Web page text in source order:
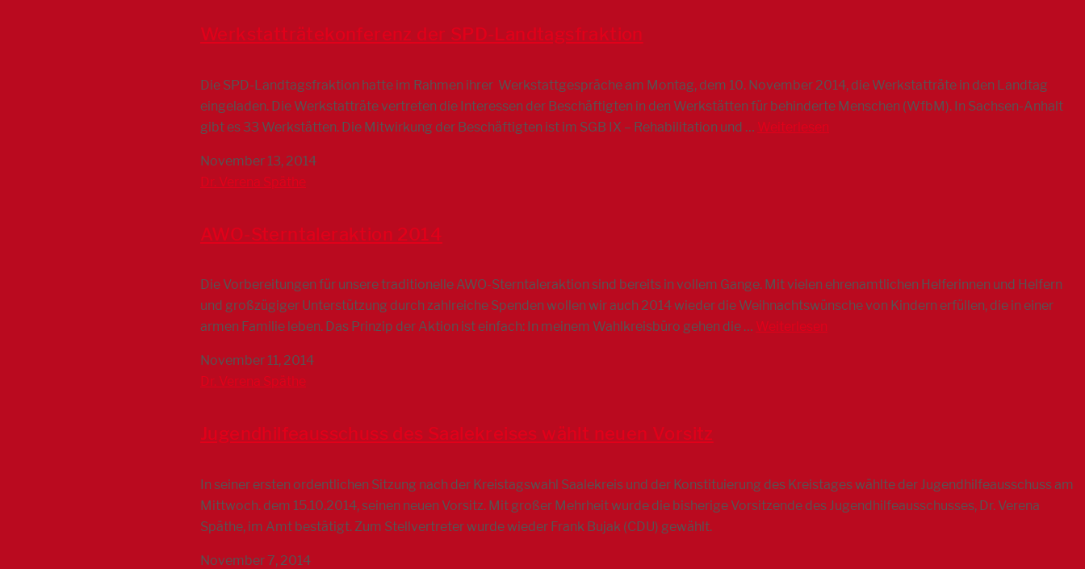
Werkstatträtekonferenz der SPD-Landtagsfraktion
Die SPD-Landtagsfraktion hatte im Rahmen ihrer Werkstattgespräche am Montag, dem 10. November 2014, die Werkstatträte in den Landtag
eingeladen. Die Werkstatträte vertreten die Interessen der Beschäftigten in den Werkstätten für behinderte Menschen (WfbM). In Sachsen-Anhalt
gibt es 33 Werkstätten. Die Mitwirkung der Beschäftigten ist im SGB IX – Rehabilitation und … Weiterlesen
November 13, 2014
Dr. Verena Späthe
AWO-Sterntaleraktion 2014
Die Vorbereitungen für unsere traditionelle AWO-Sterntaleraktion sind bereits in vollem Gange. Mit vielen ehrenamtlichen Helferinnen und Helfern
und großzügiger Unterstützung durch zahlreiche Spenden wollen wir auch 2014 wieder die Weihnachtswünsche von Kindern erfüllen, die in einer
armen Familie leben. Das Prinzip der Aktion ist einfach: In meinem Wahlkreisbüro gehen die … Weiterlesen
November 11, 2014
Dr. Verena Späthe
Jugendhilfeausschuss des Saalekreises wählt neuen Vorsitz
In seiner ersten ordentlichen Sitzung nach der Kreistagswahl Saalekreis und der Konstituierung des Kreistages wählte der Jugendhilfeausschuss am
Mittwoch. dem 15.10.2014, seinen neuen Vorsitz. Mit großer Mehrheit wurde die bisherige Vorsitzende des Jugendhilfeausschusses, Dr. Verena
Späthe, im Amt bestätigt. Zum Stellvertreter wurde wieder Frank Bujak (CDU) gewählt.
November 7, 2014